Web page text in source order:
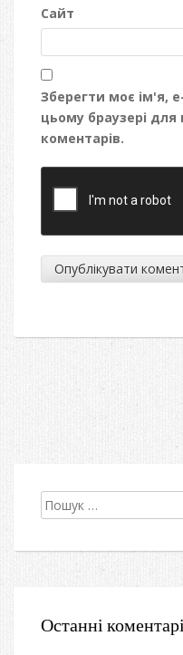
Сайт
Зберегти моє ім'я,
цьому браузері
коментарів.
Пошук:
Останні коментарі